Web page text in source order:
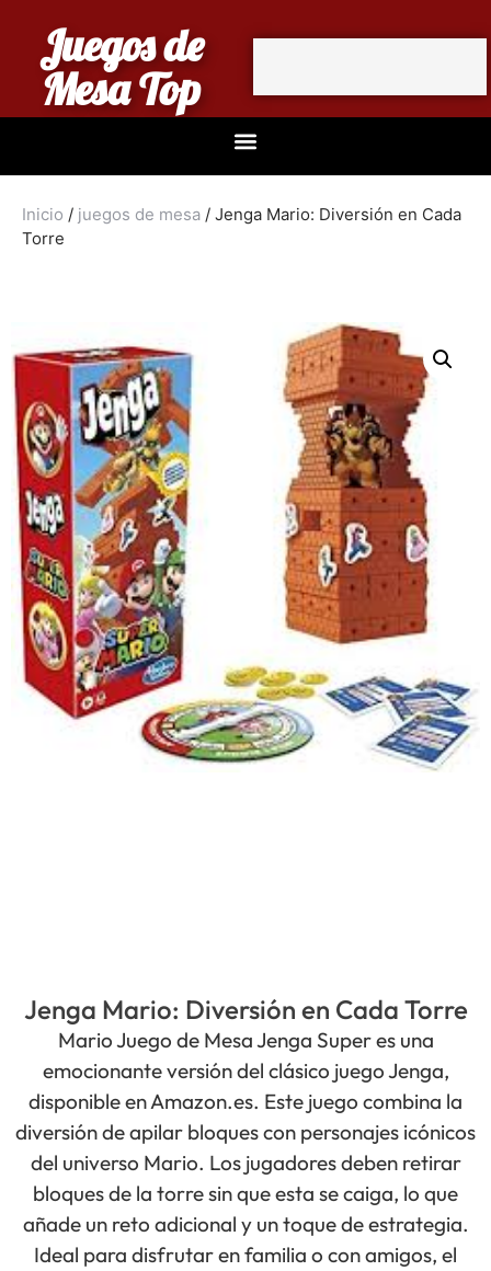
Juegos de
Mesa Top
Inicio / juegos de mesa / Jenga Mario: Diversión en Cada
Torre
Jenga Mario: Diversión en Cada Torre
Mario Juego de Mesa Jenga Super es una
emocionante versión del clásico juego Jenga,
disponible en Amazon.es. Este juego combina la
diversión de apilar bloques con personajes icónicos
del universo Mario. Los jugadores deben retirar
bloques de la torre sin que esta se caiga, lo que
añade un reto adicional y un toque de estrategia.
Ideal para disfrutar en familia o con amigos, el